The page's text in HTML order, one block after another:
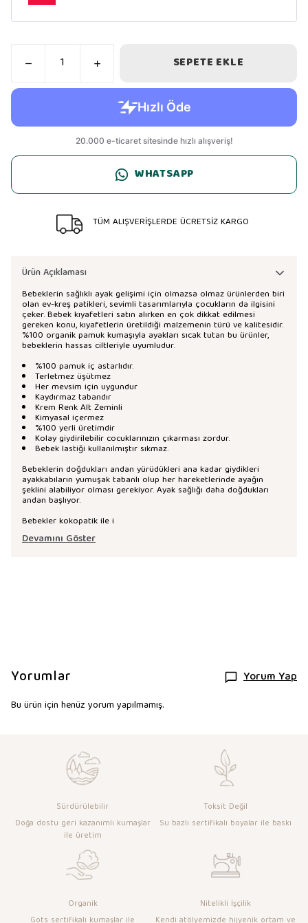
SEPETE EKLE
WHATSAPP
TÜM ALIŞVERİŞLERDE ÜCRETSİZ KARGO
Ürün Açıklaması
Bebeklerin sağlıklı ayak gelişimi için olmazsa olmaz ürünlerden biri
olan ev-kreş patikleri, sevimli tasarımlarıyla çocukların da ilgisini
çeker. Bebek kıyafetleri satın alırken en çok dikkat edilmesi
gereken konu, kıyafetlerin üretildiği malzemenin türü ve kalitesidir.
%100 organik pamuk kumaşıyla ayakları sıcak tutan bu ürünler,
bebeklerin hassas ciltleriyle uyumludur.
%100 pamuk iç astarlıdır.
Terletmez üşütmez
Her mevsim için uygundur
Kaydırmaz tabandır
Krem Renk Alt Zeminli
Kimyasal içermez
%100 yerli üretimdir
Kolay giydirilebilir cocuklarınızın çıkarması zordur.
Bebek lastiği kullanılmıştır sıkmaz.
Bebeklerin doğdukları andan yürüdükleri ana kadar giydikleri
ayakkabıların yumuşak tabanlı olup her hareketlerinde ayağın
şeklini alabiliyor olması gerekiyor. Ayak sağlığı daha doğdukları
andan başlıyor.
Bebekler kokopatik ile i
Devamını Göster
Yorumlar Yorum Yap
Bu ürün için henüz yorum yapılmamış.
Sürdürülebilir
Doğa dostu geri kazanımlı kumaşlar
ile üretim
Toksit Değil
Su bazlı sertifikalı boyalar ile baskı
Organik
Nitelikli İşçilik